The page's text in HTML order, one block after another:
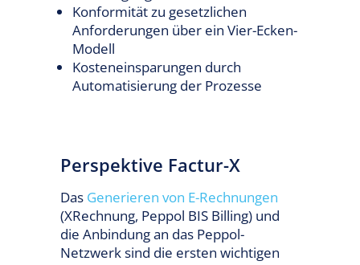
Konformität zu gesetzlichen
Anforderungen über ein Vier-Ecken-
Modell
Kosteneinsparungen durch
Automatisierung der Prozesse
Perspektive Factur-X
Das Generieren von E-Rechnungen
(XRechnung, Peppol BIS Billing) und
die Anbindung an das Peppol-
Netzwerk sind die ersten wichtigen